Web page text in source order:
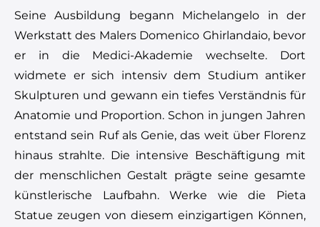
Seine Ausbildung begann Michelangelo in der
Werkstatt des Malers Domenico Ghirlandaio, bevor
er in die Medici-Akademie wechselte. Dort
widmete er sich intensiv dem Studium antiker
Skulpturen und gewann ein tiefes Verständnis für
Anatomie und Proportion. Schon in jungen Jahren
entstand sein Ruf als Genie, das weit über Florenz
hinaus strahlte. Die intensive Beschäftigung mit
der menschlichen Gestalt prägte seine gesamte
künstlerische Laufbahn. Werke wie die Pieta
Statue zeugen von diesem einzigartigen Können,